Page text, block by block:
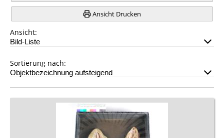
Ansicht Drucken
Ansicht:
Sortierung nach: